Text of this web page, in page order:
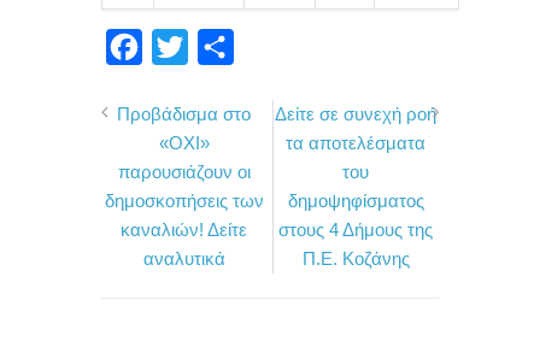
c
b
o
o
i
t
t
e
r
ι
α
σ
Προβάδισμα στο
«ΟΧΙ»
παρουσιάζουν οι
δημοσκοπήσεις των
καναλιών! Δείτε
αναλυτικά
Δείτε σε συνεχή ροή
τα αποτελέσματα
του
δημοψηφίσματος
στους 4 Δήμους της
Π.Ε. Κοζάνης